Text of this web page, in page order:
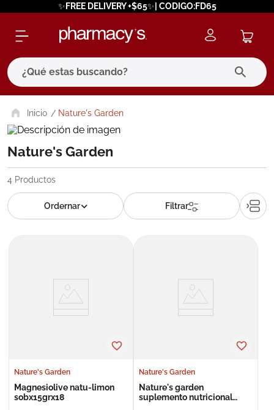
✨FREE DELIVERY +$65✨| CODIGO:FD65
¿Qué estas buscando?
Nature's Garden
Nature's Garden
4 Productos
Nature's Garden
Magnesiolive natu-limon
sobx15grx18
Nature's Garden
Nature's garden
suplemento nutricional
términos más buscados
1. eucerin
2. protector solar
3. bioderma
5. cerave
roche posay